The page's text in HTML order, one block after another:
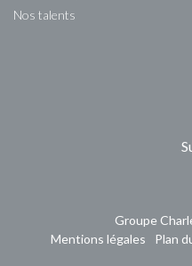
Nos talents
Groupe
Mentions légales
Plan